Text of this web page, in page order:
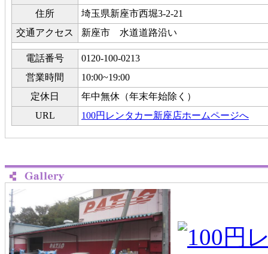
住所
埼玉県新座市西堀3-2-21
交通アクセス
新座市 水道道路沿い
電話番号
0120-100-0213
営業時間
10:00~19:00
定休日
年中無休（年末年始除く）
URL
100円レンタカー新座店ホームページへ